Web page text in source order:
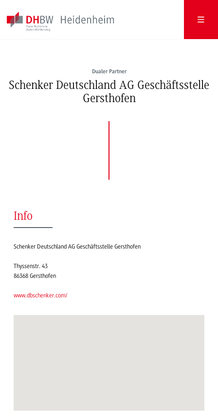
Dualer Partner
Schenker Deutschland AG Geschäftsstelle
Gersthofen
Info
Schenker Deutschland AG Geschäftsstelle Gersthofen
Thyssenstr. 43
86368 Gersthofen
www.dbschenker.com/